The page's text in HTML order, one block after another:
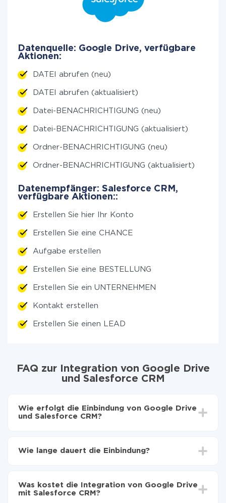
Datenquelle: Google Drive, verfügbare
Aktionen:
DATEI abrufen (neu)
DATEI abrufen (aktualisiert)
Datei-BENACHRICHTIGUNG (neu)
Datei-BENACHRICHTIGUNG (aktualisiert)
Ordner-BENACHRICHTIGUNG (neu)
Ordner-BENACHRICHTIGUNG (aktualisiert)
Datenempfänger: Salesforce CRM,
verfügbare Aktionen::
Erstellen Sie hier Ihr Konto
Erstellen Sie eine CHANCE
Aufgabe erstellen
Erstellen Sie eine BESTELLUNG
Erstellen Sie ein UNTERNEHMEN
Kontakt erstellen
Erstellen Sie einen LEAD
FAQ zur Integration von Google Drive
und Salesforce CRM
Wie erfolgt die Einbindung von Google Drive
und Salesforce CRM?
Salesforce CRM zu übertragen
Drive auf Salesforce CRM übertragen
Wie lange dauert die Einbindung?
Im Durchschnitt dauert es 10-15 Minuten.
Was kostet die Integration von Google Drive
mit Salesforce CRM?